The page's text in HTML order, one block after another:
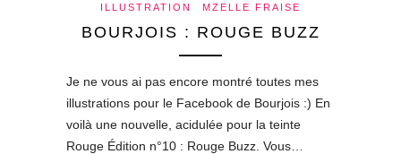
ILLUSTRATION MZELLE FRAISE
BOURJOIS : ROUGE BUZZ
Je ne vous ai pas encore montré toutes mes
illustrations pour le Facebook de Bourjois :) En
voilà une nouvelle, acidulée pour la teinte
Rouge Édition n°10 : Rouge Buzz. Vous…